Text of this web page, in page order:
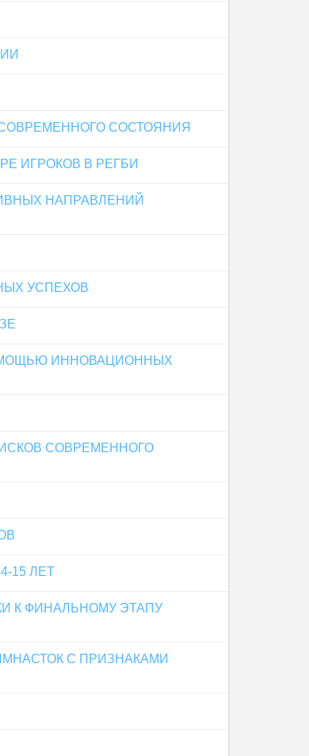
СОСТОЯНИЯ
ИГРОКОВ В РЕГБИ
НАПРАВЛЕНИЙ
УСПЕХОВ
ИННОВАЦИОННЫХ
СОВРЕМЕННОГО
15 ЛЕТ
К ФИНАЛЬНОМУ ЭТАПУ
С ПРИЗНАКАМИ